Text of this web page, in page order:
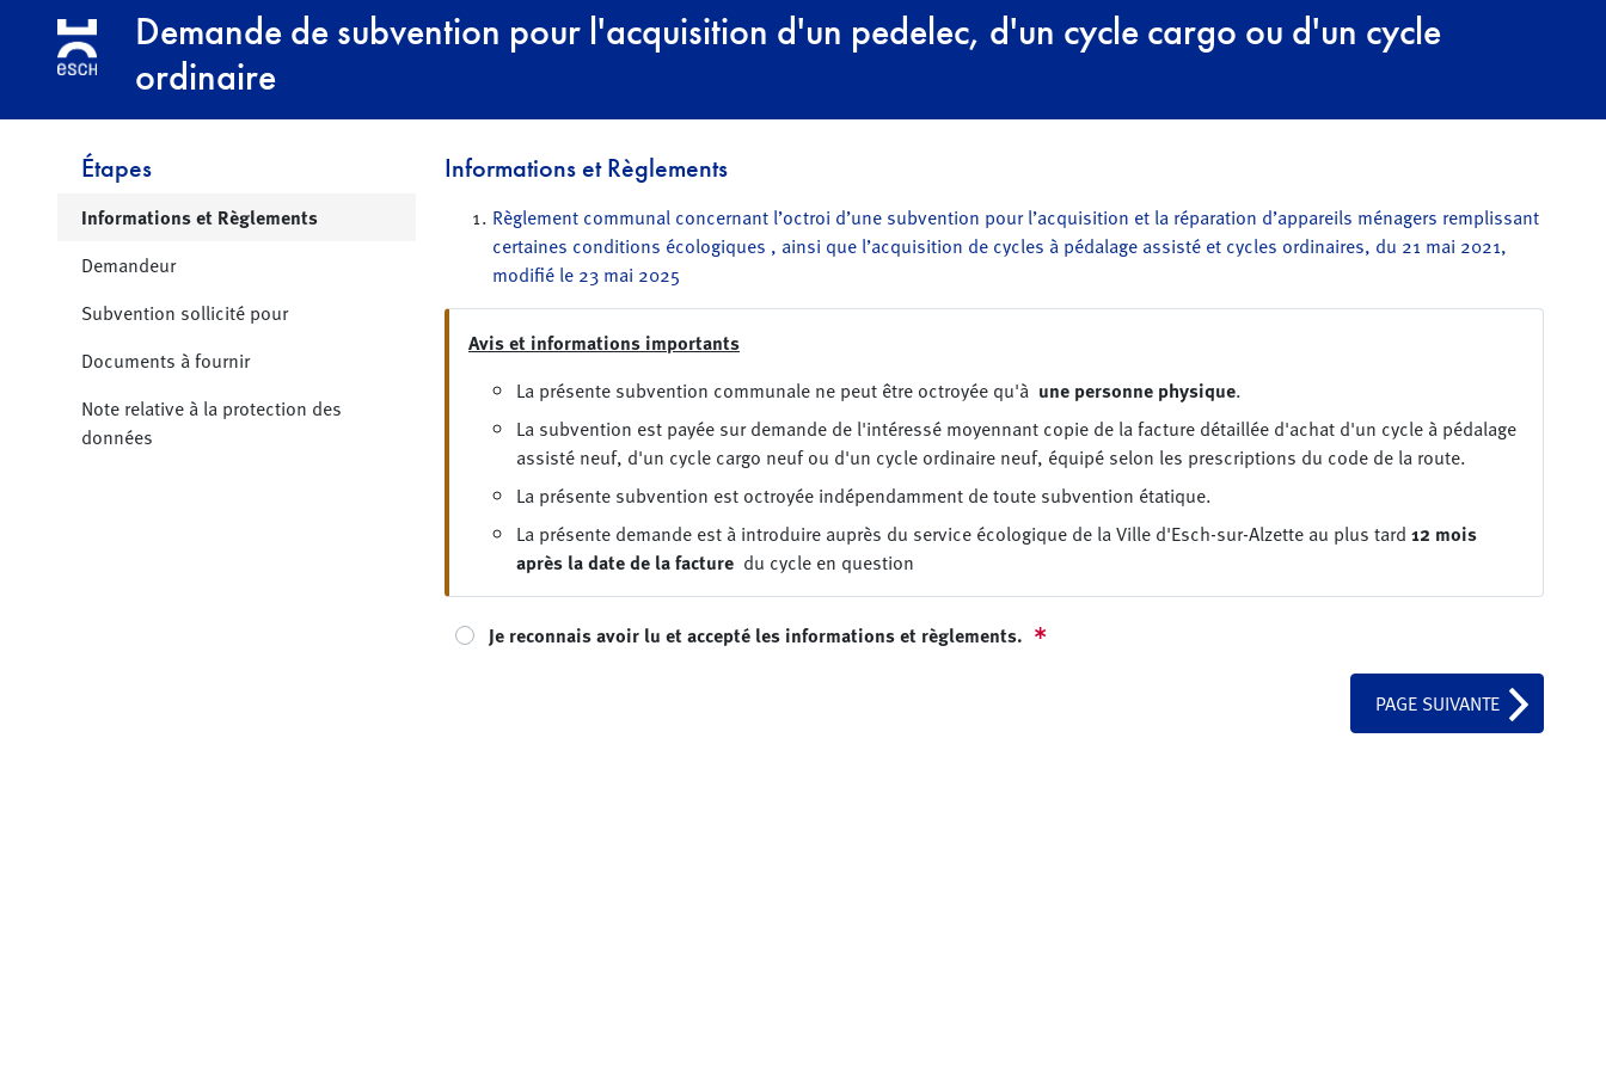
Demande de subvention pour l'acquisition d'un pedelec, d'un cycle cargo ou d'un cycle
ordinaire
Étapes
Informations et RèglementsPage active
Demandeur
Subvention sollicité pour
Documents à fournir
Note relative à la protection des
données
Informations et Règlements
Règlement communal concernant l’octroi d’une subvention pour l’acquisition et la réparation d’appareils ménagers remplissant
certaines conditions écologiques , ainsi que l’acquisition de cycles à pédalage assisté et cycles ordinaires, du 21 mai 2021,
modifié le 23 mai 2025
Avis et informations importants
La présente subvention communale ne peut être octroyée qu'à une personne physique.
La subvention est payée sur demande de l'intéressé moyennant copie de la facture détaillée d'achat d'un cycle à pédalage
assisté neuf, d'un cycle cargo neuf ou d'un cycle ordinaire neuf, équipé selon les prescriptions du code de la route.
La présente subvention est octroyée indépendamment de toute subvention étatique.
La présente demande est à introduire auprès du service écologique de la Ville d'Esch-sur-Alzette au plus tard 12 mois
après la date de la facture du cycle en question
Je reconnais avoir lu et accepté les informations et règlements.
PAGE SUIVANTE